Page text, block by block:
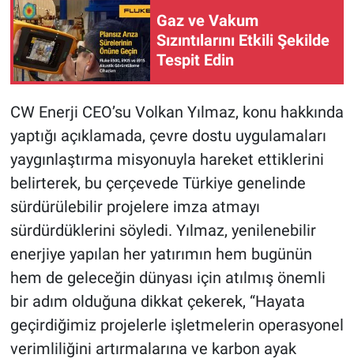
Gaz ve Vakum
Sızıntılarını Etkili Şekilde
Tespit Edin
CW Enerji CEO’su Volkan Yılmaz, konu hakkında
yaptığı açıklamada, çevre dostu uygulamaları
yaygınlaştırma misyonuyla hareket ettiklerini
belirterek, bu çerçevede Türkiye genelinde
sürdürülebilir projelere imza atmayı
sürdürdüklerini söyledi. Yılmaz, yenilenebilir
enerjiye yapılan her yatırımın hem bugünün
hem de geleceğin dünyası için atılmış önemli
bir adım olduğuna dikkat çekerek, “Hayata
geçirdiğimiz projelerle işletmelerin operasyonel
verimliliğini artırmalarına ve karbon ayak